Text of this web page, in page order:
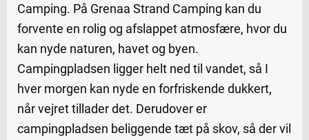
Camping. På Grenaa Strand Camping kan du
forvente en rolig og afslappet atmosfære, hvor du
kan nyde naturen, havet og byen.
Campingpladsen ligger helt ned til vandet, så I
hver morgen kan nyde en forfriskende dukkert,
når vejret tillader det. Derudover er
campingpladsen beliggende tæt på skov, så der vil